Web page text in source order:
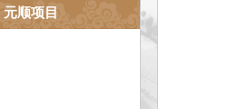
元顺项目